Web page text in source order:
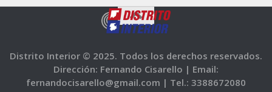
Distrito Interior © 2025. Todos los derechos reservados.
Dirección: Fernando Cisarello | Email:
fernandocisarello@gmail.com | Tel.: 3388672080